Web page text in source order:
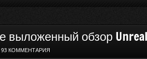
выложенный обзор
93 КОММЕНТАРИЯ